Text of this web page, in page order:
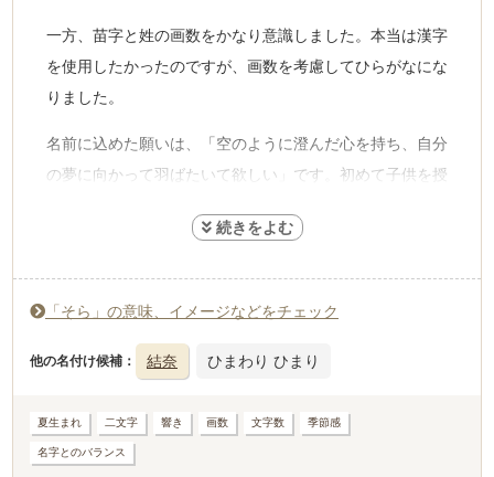
一方、苗字と姓の画数をかなり意識しました。本当は漢字
を使用したかったのですが、画数を考慮してひらがなにな
りました。
名前に込めた願いは、「空のように澄んだ心を持ち、自分
の夢に向かって羽ばたいて欲しい」です。初めて子供を授
過ごしていきたいと思います。
「そら」の意味、イメージなどをチェック
他の名付け候補 結奈 ひまわり ひまり
夏生まれ 二文字 響き 画数 文字数 季節感
名字とのバランス